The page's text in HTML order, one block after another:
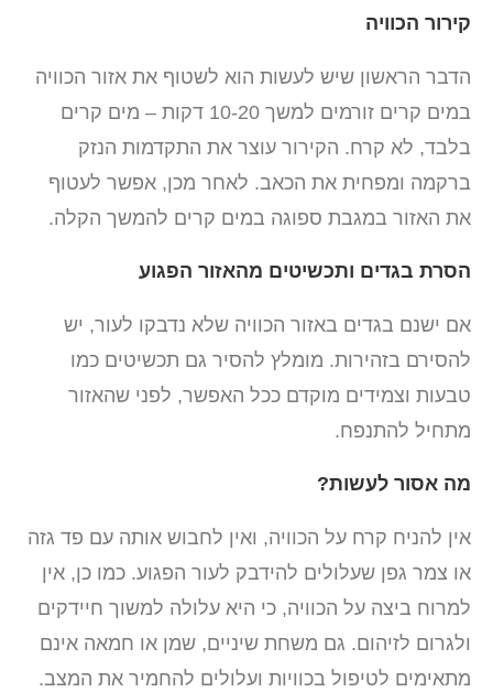
קירור הכוויה
הדבר הראשון שיש לעשות הוא לשטוף את אזור הכוויה
במים קרים זורמים למשך 10-20 דקות – מים קרים
בלבד, לא קרח. הקירור עוצר את התקדמות הנזק
ברקמה ומפחית את הכאב. לאחר מכן, אפשר לעטוף
את האזור במגבת ספוגה במים קרים להמשך הקלה.
הסרת בגדים ותכשיטים מהאזור הפגוע
אם ישנם בגדים באזור הכוויה שלא נדבקו לעור, יש
להסירם בזהירות. מומלץ להסיר גם תכשיטים כמו
טבעות וצמידים מוקדם ככל האפשר, לפני שהאזור
מתחיל להתנפח.
מה אסור לעשות?
אין להניח קרח על הכוויה, ואין לחבוש אותה עם פד גזה
או צמר גפן שעלולים להידבק לעור הפגוע. כמו כן, אין
למרוח ביצה על הכוויה, כי היא עלולה למשוך חיידקים
ולגרום לזיהום. גם משחת שיניים, שמן או חמאה אינם
מתאימים לטיפול בכוויות ועלולים להחמיר את המצב.